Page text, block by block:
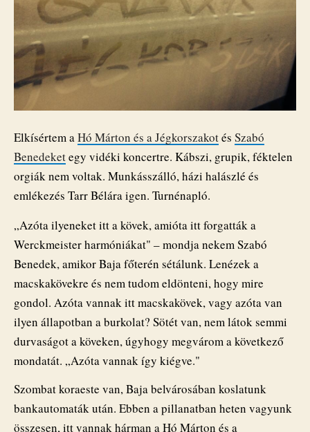
Elkísértem aHó Márton és a Jégkorszakotés Szabó
Benedeketegy vidéki koncertre. Kábszi, grupik, féktelen
orgiák nem voltak. Munkásszálló, házi halászlé és
emlékezés Tarr Bélára igen. Turnénapló.
„Azóta ilyeneket itt a kövek, amióta itt forgatták a
Werckmeister harmóniákat" – mondja nekem Szabó
Benedek, amikor Baja főterén sétálunk. Lenézek a
macskakövekre és nem tudom eldönteni, hogy mire
gondol. Azóta vannak itt macskakövek, vagy azóta van
ilyen állapotban a burkolat? Sötét van, nem látok semmi
durvaságot a köveken, úgyhogy megvárom a következő
mondatát. „Azóta vannak így kiégve."
Szombat koraeste van, Baja belvárosában koslatunk
bankautomaták után. Ebben a pillanatban heten vagyunk
összesen, itt vannak hárman a Hó Márton és a